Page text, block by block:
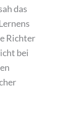
das
Richter
bei